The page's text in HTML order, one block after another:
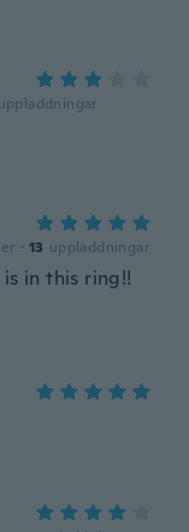
uppladdningar
· 13 uppladdningar
in this ring!!